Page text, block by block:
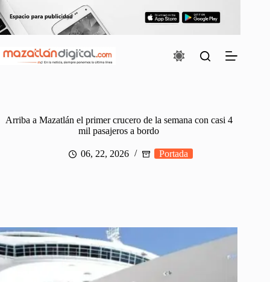
Saltar
al
contenido
Arriba a Mazatlán el primer crucero de la semana con casi 4
mil pasajeros a bordo
06, 22, 2026 Portada